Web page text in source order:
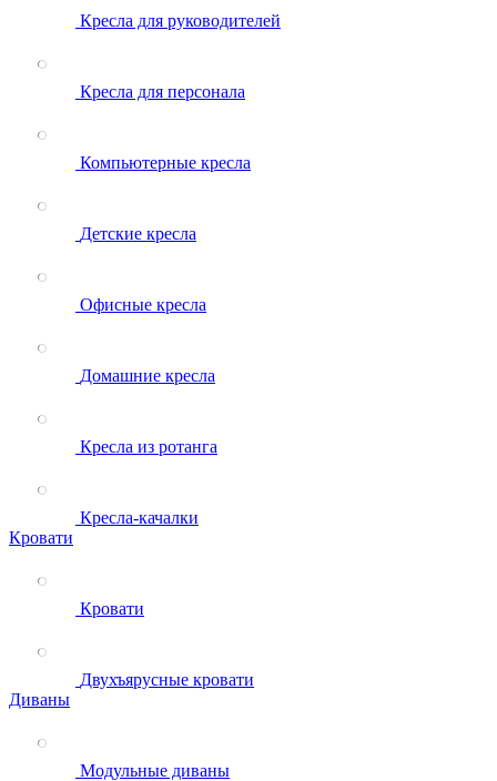
Кресла для руководителей
Кресла для персонала
Компьютерные кресла
Детские кресла
Офисные кресла
Домашние кресла
Кресла из ротанга
Кресла-качалки
Кровати
Кровати
Двухъярусные кровати
Диваны
Модульные диваны